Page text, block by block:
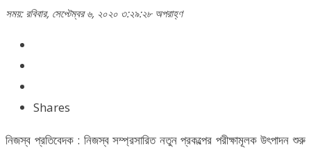
সময়: রবিবার, সেপ্টেম্বর ৬, ২০২০ ৩:২৯:২৮ অপরাহ্ণ
Shares
নিজস্ব প্রতিবেদক : নিজস্ব সম্প্রসারিত নতুন প্রকল্পের পরীক্ষামূলক উৎপাদন শুরু